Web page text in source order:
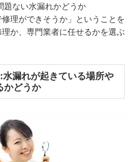
題ない水漏れかどうか
理ができそうか」ということを
か、専門業者に任せるかを選ぶ
漏れが起きている場所や
かどうか